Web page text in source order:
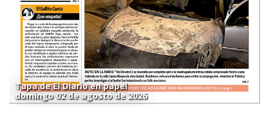
Tapa de El Diario en papel
domingo 02 de agosto de 2026